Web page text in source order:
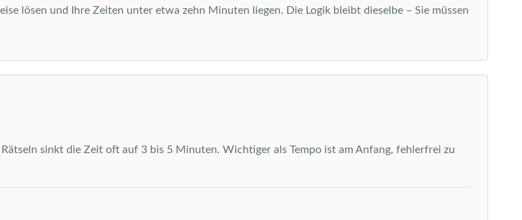
lösen und Ihre Zeiten unter etwa zehn Minuten liegen. Die Logik bleibt dieselbe – Sie müssen
sinkt die Zeit oft auf 3 bis 5 Minuten. Wichtiger als Tempo ist am Anfang, fehlerfrei zu